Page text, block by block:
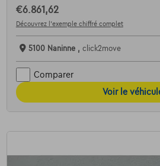
€6.861,62
Découvrez l’exemple chiffré complet
5100 Naninne , click2move
Comparer
Voir le